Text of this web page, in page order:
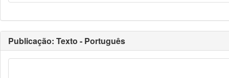
Publicação: Texto - Português